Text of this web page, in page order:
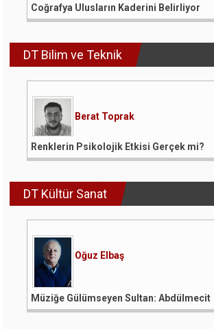
Coğrafya Ulusların Kaderini Belirliyor
DT Bilim ve Teknik
Berat Toprak
Renklerin Psikolojik Etkisi Gerçek mi?
DT Kültür Sanat
Oğuz Elbaş
Müziğe Gülümseyen Sultan: Abdülmecit